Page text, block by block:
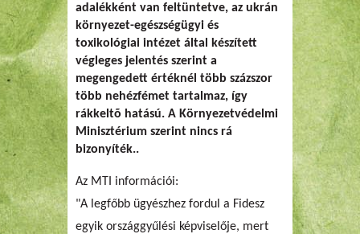
adalékként van feltüntetve, az ukrán
környezet-egészségügyi és
toxikológiai intézet által készített
végleges jelentés szerint a
megengedett értéknél több százszor
több nehézfémet tartalmaz, így
rákkeltõ hatású. A Környezetvédelmi
Minisztérium szerint nincs rá
bizonyíték..
Az MTI információi:
"A legfőbb ügyészhez fordul a Fidesz
egyik országgyűlési képviselője, mert